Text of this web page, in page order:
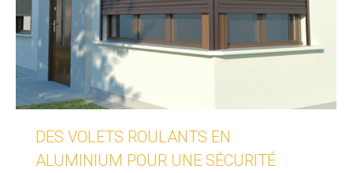
DES VOLETS ROULANTS EN
ALUMINIUM POUR UNE SÉCURITÉ